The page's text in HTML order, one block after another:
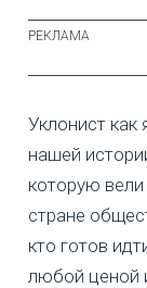
Уклонист как
нашей
которую
стране
кто готов
любой ценой